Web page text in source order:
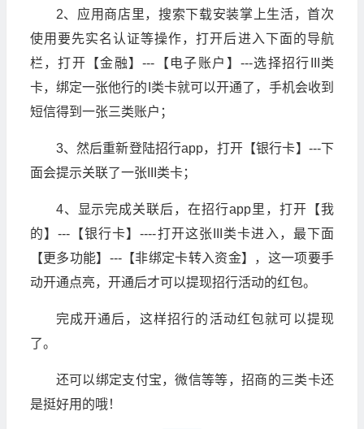
2、应用商店里，搜索下载安装掌上生活，首次
使用要先实名认证等操作，打开后进入下面的导航
栏，打开【金融】---【电子账户】---选择招行III类
卡，绑定一张他行的I类卡就可以开通了，手机会收到
短信得到一张三类账户；
3、然后重新登陆招行app，打开【银行卡】---下
面会提示关联了一张III类卡；
4、显示完成关联后，在招行app里，打开【我
的】---【银行卡】----打开这张III类卡进入，最下面
【更多功能】---【非绑定卡转入资金】，这一项要手
动开通点亮，开通后才可以提现招行活动的红包。
完成开通后，这样招行的活动红包就可以提现
了。
还可以绑定支付宝，微信等等，招商的三类卡还
是挺好用的哦！